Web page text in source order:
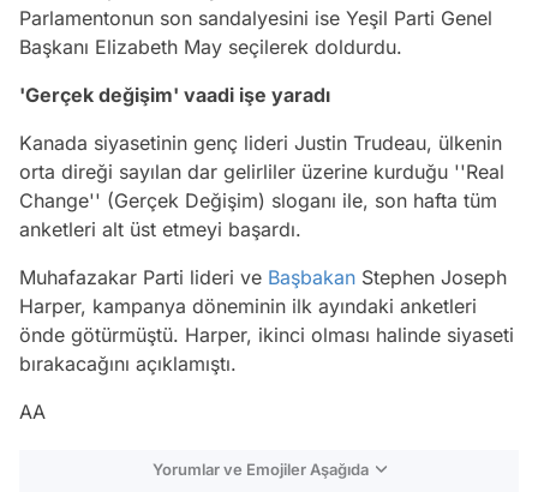
Parlamentonun son sandalyesini ise Yeşil Parti Genel
Başkanı Elizabeth May seçilerek doldurdu.
'Gerçek değişim' vaadi işe yaradı
Kanada siyasetinin genç lideri Justin Trudeau, ülkenin
orta direği sayılan dar gelirliler üzerine kurduğu ''Real
Change'' (Gerçek Değişim) sloganı ile, son hafta tüm
anketleri alt üst etmeyi başardı.
Muhafazakar Parti lideri ve Başbakan Stephen Joseph
Harper, kampanya döneminin ilk ayındaki anketleri
önde götürmüştü. Harper, ikinci olması halinde siyaseti
bırakacağını açıklamıştı.
AA
Yorumlar ve Emojiler Aşağıda